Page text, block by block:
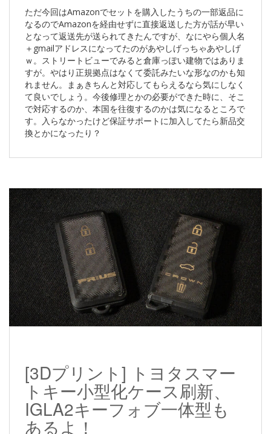
ただ今回はAmazonでセットを購入したうちの一部返品に
なるのでAmazonを経由せずに直接返送した方が話が早い
となって返送先が送られてきたんですが、なにやら個人名
＋gmailアドレスになってたのがあやしげっちゃあやしげ
ｗ。ストリートビューでみると倉庫っぽい建物ではありま
すが。やはり正規拠点はなくて委託みたいな形なのかも知
れません。まぁきちんと対応してもらえるなら気にしなく
て良いでしょう。今後修理とかの必要ができた時に、そこ
で対応するのか、本国を往復するのかは気になるところで
す。入らなかったけど保証サポートに加入してたら新品交
換とかになったり？
[3Dプリント] トヨタスマー
トキー小型化ケース刷新、
IGLA2キーフォブ一体型も
あるよ！